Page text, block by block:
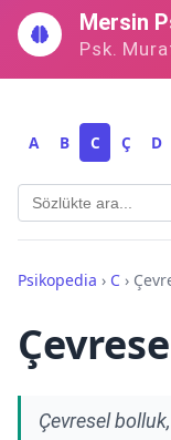
İçeriğe
geç
Mersin
Psk.
A B C Ç D
Psikopedia › C ›
Çevresel